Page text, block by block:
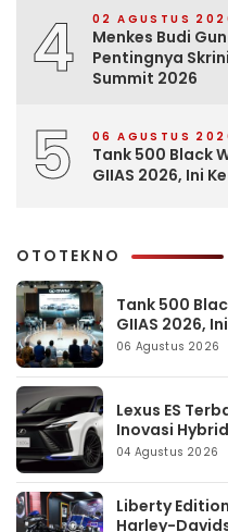
4 02 AGUSTUS
Menkes Budi
Pentingnya
Summit 2026
5 06 AGUSTUS
Tank 500 Black
GIIAS 2026, Ini
OTOTEKNO
Tank 500
GIIAS 2026,
06 Agustus 2026
Lexus ES
Inovasi
04 Agustus 2026
Liberty
Harley-